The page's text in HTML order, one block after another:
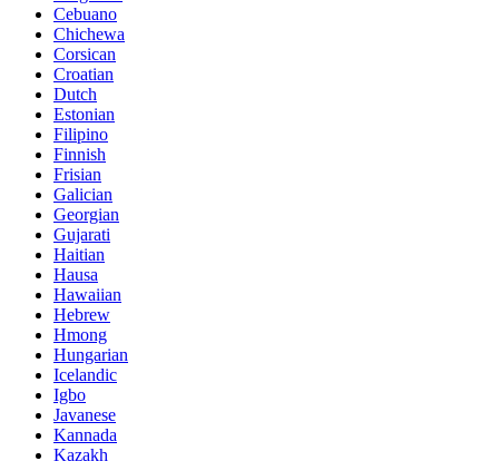
Cebuano
Chichewa
Corsican
Croatian
Dutch
Estonian
Filipino
Finnish
Frisian
Galician
Georgian
Gujarati
Haitian
Hausa
Hawaiian
Hebrew
Hmong
Hungarian
Icelandic
Igbo
Javanese
Kannada
Kazakh